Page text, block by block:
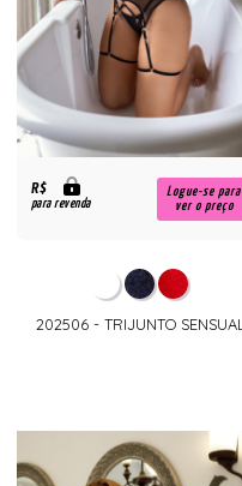
R$
para revenda
Logue-se para
ver o preço
202506 - TRIJUNTO SENSUAL